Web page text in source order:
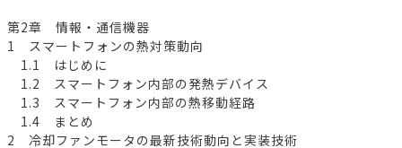
第2章 情報・通信機器
1 スマートフォンの熱対策動向
1.1 はじめに
1.2 スマートフォン内部の発熱デバイス
1.3 スマートフォン内部の熱移動経路
1.4 まとめ
2 冷却ファンモータの最新技術動向と実装技術